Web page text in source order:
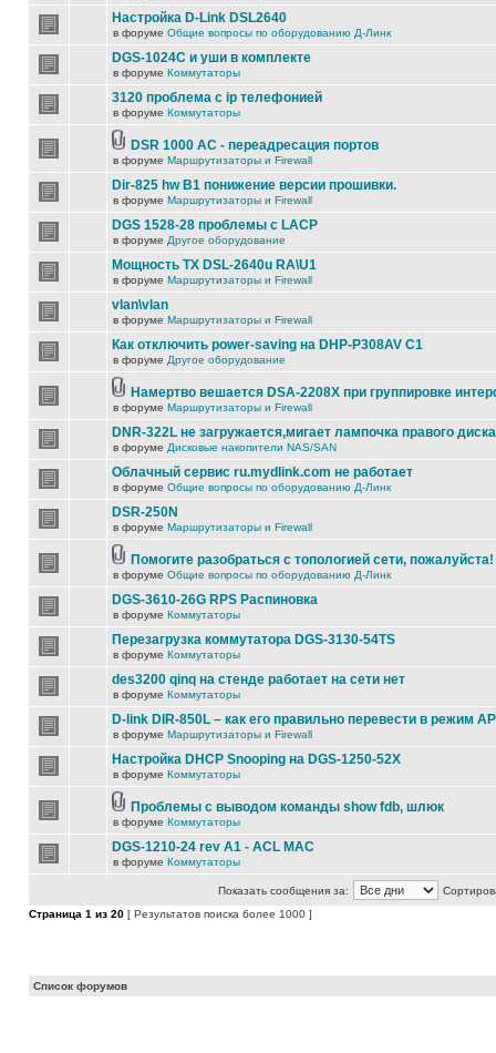
Настройка D-Link DSL2640
в форуме Общие вопросы по оборудованию Д-Линк
DGS-1024C и уши в комплекте
в форуме Коммутаторы
3120 проблема с ip телефонией
в форуме Коммутаторы
DSR 1000 AC - переадресация портов
в форуме Маршрутизаторы и Firewall
Dir-825 hw B1 понижение версии прошивки.
в форуме Маршрутизаторы и Firewall
DGS 1528-28 проблемы с LACP
в форуме Другое оборудование
Мощность TX DSL-2640u RA\U1
в форуме Маршрутизаторы и Firewall
vlan\vlan
в форуме Маршрутизаторы и Firewall
Как отключить power-saving на DHP-P308AV C1
в форуме Другое оборудование
Намертво вешается DSA-2208X при группировке
в форуме Маршрутизаторы и Firewall
DNR-322L не загружается,мигает лампочка правого диска
в форуме Дисковые накопители NAS/SAN
Облачный сервис ru.mydlink.com не работает
в форуме Общие вопросы по оборудованию Д-Линк
DSR-250N
в форуме Маршрутизаторы и Firewall
Помогите разобраться с топологией сети, пожалуйста!
в форуме Общие вопросы по оборудованию Д-Линк
DGS-3610-26G RPS Распиновка
в форуме Коммутаторы
Перезагрузка коммутатора DGS-3130-54TS
в форуме Коммутаторы
des3200 qinq на стенде работает на сети нет
в форуме Коммутаторы
D-link DIR-850L – как его правильно перевести в режим
в форуме Маршрутизаторы и Firewall
Настройка DHCP Snooping на DGS-1250-52X
в форуме Коммутаторы
Проблемы с выводом команды show fdb, шлюк
в форуме Коммутаторы
DGS-1210-24 rev A1 - ACL MAC
в форуме Коммутаторы
Показать сообщения за:
Страница 1 из 20 [ Результатов поиска более 1000 ]
Список форумов